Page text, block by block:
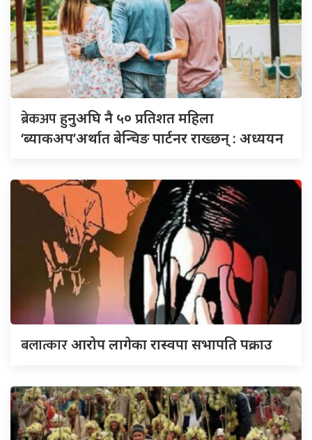
ब्रेकअपहुनुअघि नै ५० प्रतिशत महिला
‘ब्याकअप’अर्थात बेन्चिङ पार्टनर राख्छन् : अध्ययन
बलात्कारआरोप लागेका रास्वपा सभापति पक्राउ